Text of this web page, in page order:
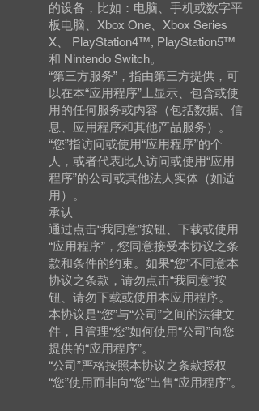
的设备，比如：电脑、手机或数字平
板电脑、Xbox One、Xbox Series
X、 PlayStation4™, PlayStation5™
和 Nintendo Switch。
“第三方服务”，指由第三方提供，可
以在本“应用程序”上显示、包含或使
用的任何服务或内容（包括数据、信
息、应用程序和其他产品服务）。
“您”指访问或使用“应用程序”的个
人，或者代表此人访问或使用“应用
程序”的公司或其他法人实体（如适
用）。
承认
通过点击“我同意”按钮、下载或使用
“应用程序”，您同意接受本协议之条
款和条件的约束。如果“您”不同意本
协议之条款，请勿点击“我同意”按
钮、请勿下载或使用本应用程序。
本协议是“您”与“公司”之间的法律文
件，且管理“您”如何使用“公司”向您
提供的“应用程序”。
“公司”严格按照本协议之条款授权
“您”使用而非向“您”出售“应用程序”。